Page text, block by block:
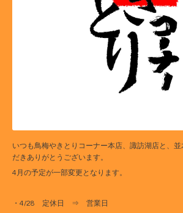
いつも鳥梅やきとりコーナー本店、諏訪湖店と、
だきありがとうございます。
4月の予定が一部変更となります。
・4/28 定休日 ⇒ 営業日